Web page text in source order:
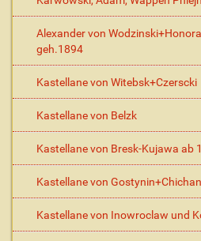
Alexander von
geh.1894
Kastellane von Witebsk+Czerscki
Kastellane von Belzk
Kastellane von Bresk-Kujawa ab
Kastellane von
Kastellane von Inowroclaw und